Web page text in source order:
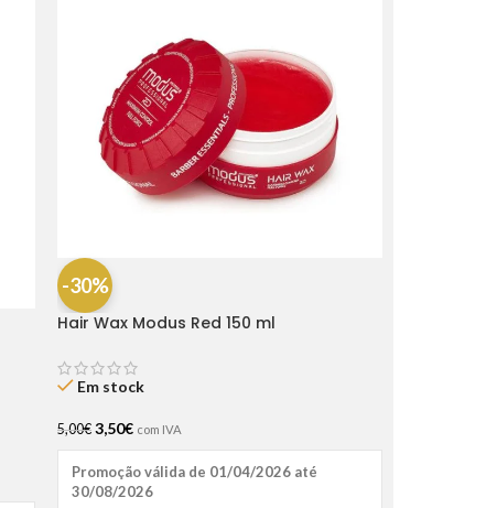
-30%
Hair Wax Modus Red 150 ml
Em stock
5,00€ 3,50€ com IVA
Promoção válida de 01/04/2026 até
30/08/2026